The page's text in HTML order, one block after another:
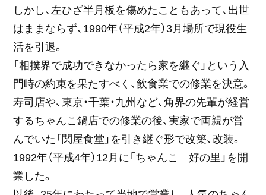
しかし、左ひざ半月板を傷めたこともあって、出世
はままならず、1990年（平成2年）3月場所で現役生
活を引退。
「相撲界で成功できなかったら家を継ぐ」という入
門時の約束を果たすべく、飲食業での修業を決意。
寿司店や、東京・千葉・九州など、角界の先輩が経営
するちゃんこ鍋店での修業の後、実家で両親が営
んでいた「関屋食堂」を引き継ぐ形で改築、改装。
1992年（平成4年）12月に「ちゃんこ 好の里」を開
業した。